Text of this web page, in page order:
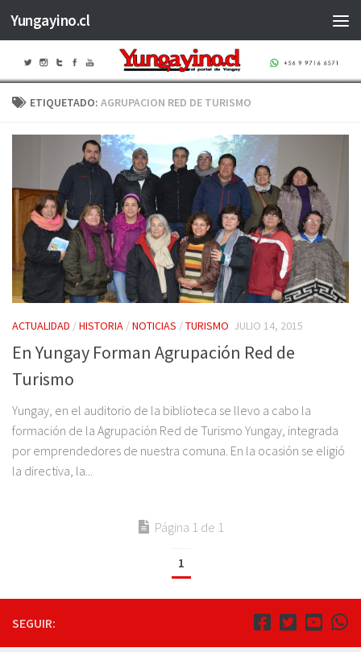
Saltar al contenido
Yungayino.cl
ETIQUETADO: AGRUPACION RED DE TURISMO
ACTUALIDAD /HISTORIA /NOTICIAS /TURISMO JULIO 14, 2015
En Yungay Forman Agrupación Red de
Turismo
Yungay, en el auditorio de la biblioteca se llevo a cabo la
formación de la Agrupación Red de Turismo Yungay, integrada
por emprendedores de nuestra comuna. En la ocasión se eligió
la directiva, la...
Página 1 de 1
1
SEGUIR: